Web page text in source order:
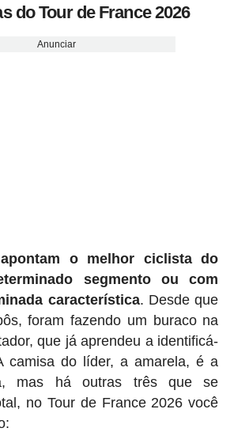
do Tour de France 2026
Anunciar
o melhor ciclista do
segmento ou com
característica. Desde que
foram fazendo um buraco na
que já aprendeu a identificá-
camisa do líder, a amarela, é a
mas há outras três que se
no Tour de France 2026 você